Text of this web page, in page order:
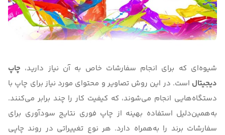
شیوه‌ای که برای انجام سفارشات خاص به آن نیاز دارید، چاپ
دیجیتال است. در این روش تصاویر و محتوای مورد نیاز برای چاپ با
دستگاه‌هایی انجام می‌شوند، که کیفیت کار را چند برابر می‌کنند.
به‌همین‌دلیل استفاده بهینه از چاپ فوری نتایج سودآوری برای
سفارشات برند را به‌همراه دارد. هر نوع تغییراتی در روند چاپی